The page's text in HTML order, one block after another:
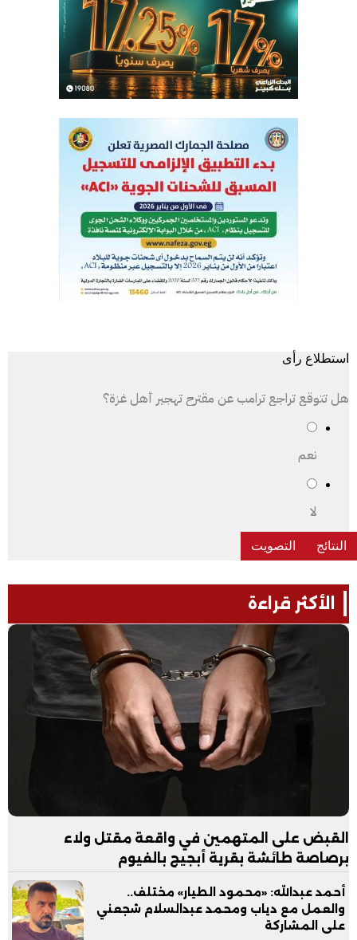
استطلاع رأى
هل تتوقع تراجع ترامب عن مقترح تهجير أهل غزة؟
نعم
لا
الأكثر قراءة
القبض على المتهمين في واقعة مقتل ولاء
برصاصة طائشة بقرية أبجيج بالفيوم
أحمد عبدالله: «محمود الطيار» مختلف..
والعمل مع دياب ومحمد عبدالسلام شجعني
على المشاركة